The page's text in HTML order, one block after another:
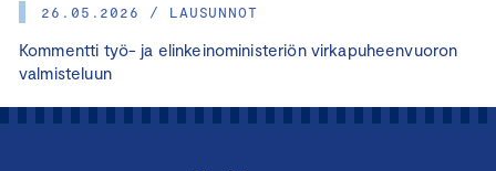
26.05.2026 / LAUSUNNOT
Kommentti työ- ja elinkeinoministeriön virkapuheenvuoron
valmisteluun